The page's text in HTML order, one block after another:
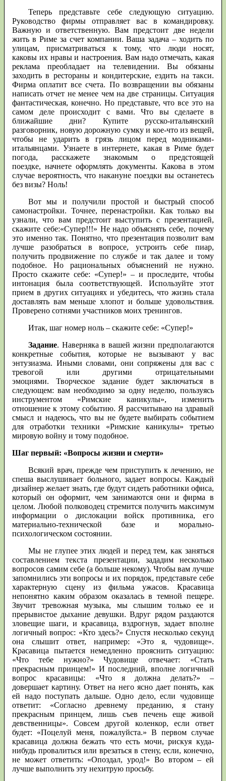
Теперь представьте себе следующую ситуацию.
Руководство фирмы отправляет вас в командировку.
Важную и ответственную. Вам предстоит две недели
жить в Риме за счет компании. Ваша задача – ходить по
улицам, присматриваться к тому, что люди носят,
каковы их нравы и настроения. Вам надо отмечать, какая
реклама преобладает на телевидении. Вы обязаны
заходить в рестораны и кондитерские, ездить на такси.
Фирма оплатит все счета. По возвращении вы обязаны
написать отчет не менее чем на две страницы. Ситуация
фантастическая, конечно. Но представьте, что все это на
самом деле происходит с вами. Что вы сделаете в
ближайшие дни? Купите русско-итальянский
разговорник, новую дорожную сумку и кое-что из вещей,
чтобы не ударить в грязь лицом перед модниками-
итальянцами. Узнаете в интернете, какая в Риме будет
погода, расскажете знакомым о предстоящей
поездке, начнете оформлять документы. Какова в этом
случае вероятность, что накануне поездки вы останетесь
без визы? Ноль!
Вот мы и получили простой и быстрый способ
самонастройки. Точнее, перенастройки. Как только вы
узнали, что вам предстоит выступить с презентацией,
скажите себе:«Супер!!!» Не надо объяснять себе, почему
это именно так. Понятно, что презентация позволит вам
лучше разобраться в вопросе, устроить себе пиар,
получить продвижение по службе и так далее и тому
подобное. Но рациональных объяснений не нужно.
Просто скажите себе: «Супер!» – и проследите, чтобы
интонация была соответствующей. Используйте этот
прием в других ситуациях и убедитесь, что жизнь стала
доставлять вам меньше хлопот и больше удовольствия.
Проверено сотнями участников моих тренингов.
Итак, шаг номер ноль – скажите себе: «Супер!»
Задание. Наверняка в вашей жизни предполагаются
конкретные события, которые не вызывают у вас
энтузиазма. Иными словами, они сопряжены для вас с
тревогой или другими отрицательными
эмоциями. Творческое задание будет заключаться в
следующем: вам необходимо за одну неделю, пользуясь
инструментом «Римские каникулы», изменить
отношение к этому событию. Я рассчитываю на здравый
смысл и надеюсь, что вы не будете выбирать событием
для отработки техники «Римские каникулы» третью
мировую войну и тому подобное.
Шаг первый: «Вопросы жизни и смерти»
Всякий врач, прежде чем приступить к лечению, не
спеша выслушивает больного, задает вопросы. Каждый
дизайнер желает знать, где будут сидеть работники офиса,
который он оформит, чем занимаются они и фирма в
целом. Любой полководец стремится получить максимум
информации о дислокации войск противника, его
материально-технической базе и морально-
психологическом состоянии.
Мы не глупее этих людей и перед тем, как заняться
составлением текста презентации, зададим несколько
вопросов самим себе (а больше некому). Чтобы вам лучше
запомнились эти вопросы и их порядок, представьте себе
характерную сцену из фильма ужасов. Красавица
непонятно каким образом оказалась в темной пещере.
Звучит тревожная музыка, мы слышим только ее и
прерывистое дыхание девушки. Вдруг рядом раздаются
зловещие шаги, и красавица, вздрогнув, задает вполне
логичный вопрос: «Кто здесь?» Спустя несколько секунд
она слышит ответ, например: «Это я, чудовище».
Красавица пытается немедленно прояснить ситуацию:
«Что тебе нужно?» Чудовище отвечает: «Стать
прекрасным принцем!» И последний, вполне логичный
вопрос красавицы: «Что я должна делать?» –
довершает картину. Ответ на него ясно дает понять, как
ей надо поступать дальше. Одно дело, если чудовище
ответит: «Согласно древнему преданию, я стану
прекрасным принцем, лишь съев печень еще живой
девственницы». Совсем другой коленкор, если ответ
будет: «Поцелуй меня, пожалуйста.» В первом случае
красавица должна бежать что есть мочи, рискуя куда-
нибудь провалиться или врезаться в стену, если, конечно,
не может ответить: «Опоздал, урод!» Во втором – ей
лучше выполнить эту нехитрую просьбу.